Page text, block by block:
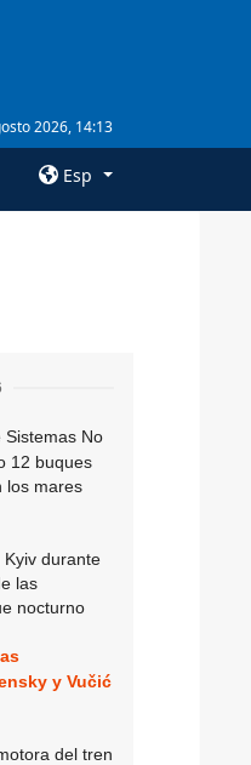
2026, 14:13
Esp
Sistemas No
12 buques
los mares
durante
las
nocturno
y Vučić
del tren